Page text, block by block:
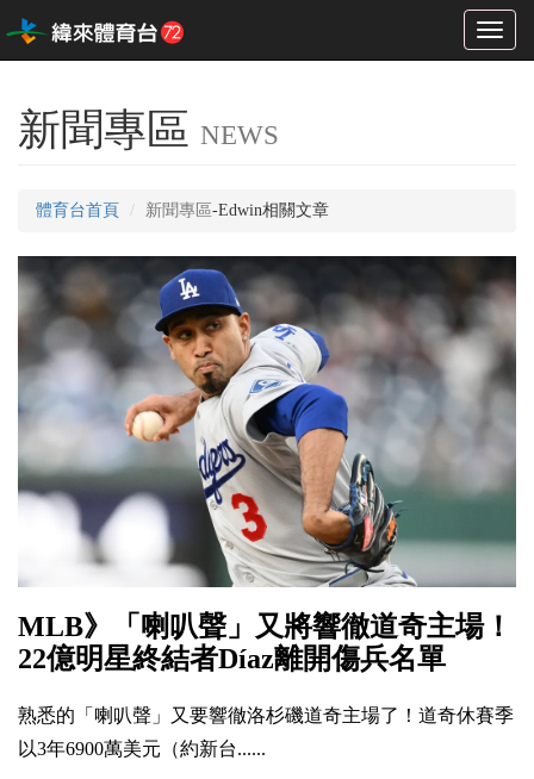
Toggle
新聞專區 NEWS
體育台首頁 新聞專區-Edwin相關文章
MLB》「喇叭聲」又將響徹道奇主場！
22億明星終結者Díaz離開傷兵名單
熟悉的「喇叭聲」又要響徹洛杉磯道奇主場了！道奇休賽季
以3年6900萬美元（約新台......